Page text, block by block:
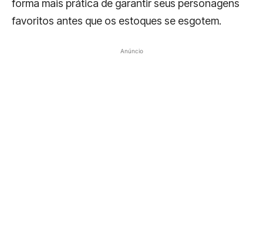
forma mais prática de garantir seus personagens
favoritos antes que os estoques se esgotem.
Anúncio